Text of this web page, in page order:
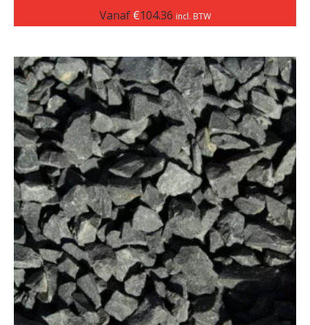
Vanaf €104.36 incl. BTW